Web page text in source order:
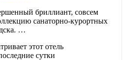
бриллиант, совсем
санаторно-курортных
…
этот отель
сутки